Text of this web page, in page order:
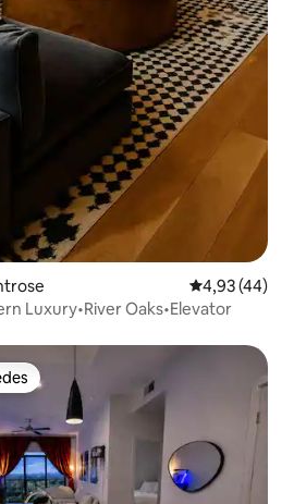
4,93 de uma
4,93 (44)
Luxury•River Oaks•Elevator
dos hóspedes